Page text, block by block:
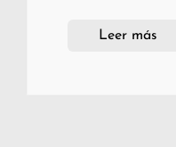
Leer más